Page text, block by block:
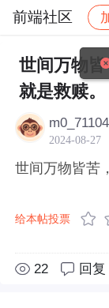
前端社区
社区 前端社
世间万物
就是救赎。
2024-08-27
世间万物皆苦
给本帖投票
22 回复